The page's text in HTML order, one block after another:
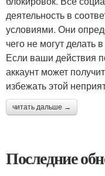
деятельность в
условиями. Они
чего не могут делать
Если ваши действия
аккаунт может
избежать этой
читать дальше →
Последние